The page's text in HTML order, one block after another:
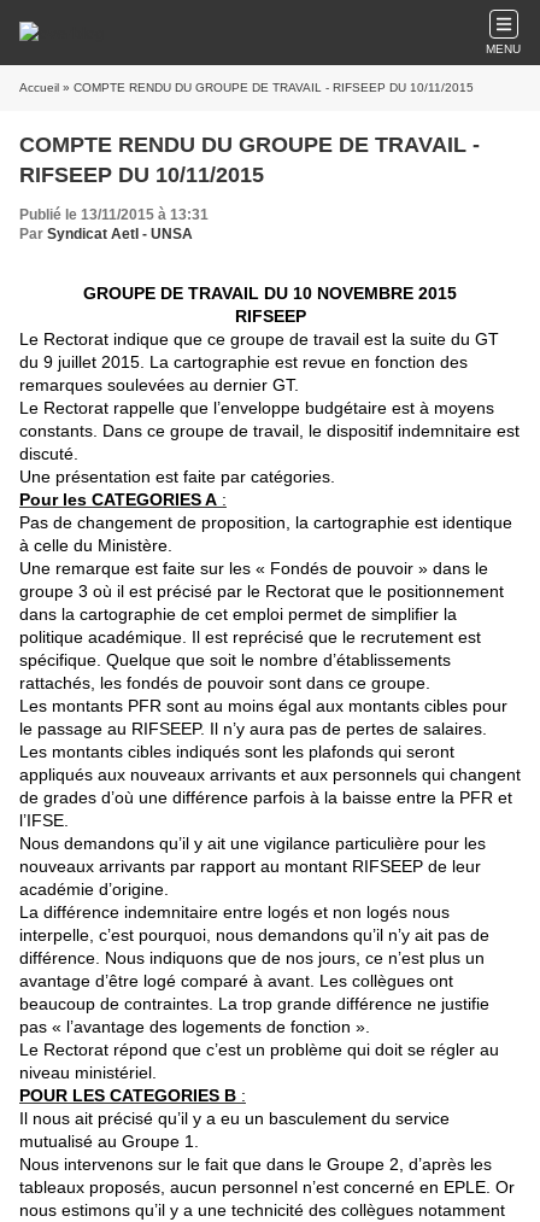
MENU
Accueil » COMPTE RENDU DU GROUPE DE TRAVAIL - RIFSEEP DU 10/11/2015
COMPTE RENDU DU GROUPE DE TRAVAIL -
RIFSEEP DU 10/11/2015
Publié le 13/11/2015 à 13:31
Par Syndicat AetI - UNSA
GROUPE DE TRAVAIL DU 10 NOVEMBRE 2015
RIFSEEP
Le Rectorat indique que ce groupe de travail est la suite du GT
du 9 juillet 2015. La cartographie est revue en fonction des
remarques soulevées au dernier GT.
Le Rectorat rappelle que l’enveloppe budgétaire est à moyens
constants. Dans ce groupe de travail, le dispositif indemnitaire est
discuté.
Une présentation est faite par catégories.
Pour les CATEGORIES A :
Pas de changement de proposition, la cartographie est identique
à celle du Ministère.
Une remarque est faite sur les « Fondés de pouvoir » dans le
groupe 3 où il est précisé par le Rectorat que le positionnement
dans la cartographie de cet emploi permet de simplifier la
politique académique. Il est reprécisé que le recrutement est
spécifique. Quelque que soit le nombre d’établissements
rattachés, les fondés de pouvoir sont dans ce groupe.
Les montants PFR sont au moins égal aux montants cibles pour
le passage au RIFSEEP. Il n’y aura pas de pertes de salaires.
Les montants cibles indiqués sont les plafonds qui seront
appliqués aux nouveaux arrivants et aux personnels qui changent
de grades d’où une différence parfois à la baisse entre la PFR et
l’IFSE.
Nous demandons qu’il y ait une vigilance particulière pour les
nouveaux arrivants par rapport au montant RIFSEEP de leur
académie d’origine.
La différence indemnitaire entre logés et non logés nous
interpelle, c’est pourquoi, nous demandons qu’il n’y ait pas de
différence. Nous indiquons que de nos jours, ce n’est plus un
avantage d’être logé comparé à avant. Les collègues ont
beaucoup de contraintes. La trop grande différence ne justifie
pas « l’avantage des logements de fonction ».
Le Rectorat répond que c’est un problème qui doit se régler au
niveau ministériel.
POUR LES CATEGORIES B :
Il nous ait précisé qu’il y a eu un basculement du service
mutualisé au Groupe 1.
Nous intervenons sur le fait que dans le Groupe 2, d’après les
tableaux proposés, aucun personnel n’est concerné en EPLE. Or
nous estimons qu’il y a une technicité des collègues notamment